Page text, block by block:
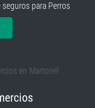
para Perros